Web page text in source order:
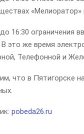
16:30 ограничения
В это же время
Телефонной и
что в Пятигорске
pobeda26.ru